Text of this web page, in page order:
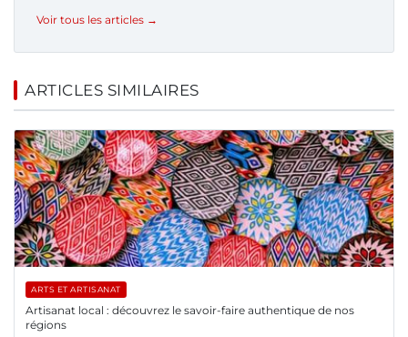
Voir tous les articles →
ARTICLES SIMILAIRES
ARTS ET ARTISANAT
Artisanat local : découvrez le savoir-faire authentique de nos
régions